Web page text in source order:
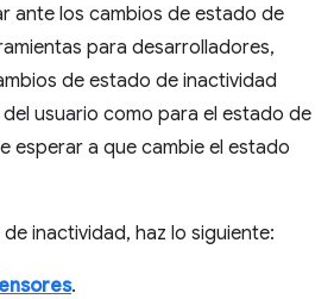
ante los cambios de estado de
para desarrolladores,
de estado de inactividad
usuario como para el estado de
esperar a que cambie el estado
inactividad, haz lo siguiente:
.